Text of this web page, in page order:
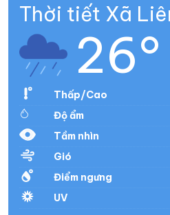
Thời tiết Xã
26°
Thấp/Cao
Độ ẩm
Tầm nhìn
Gió
Điểm ngưng
UV